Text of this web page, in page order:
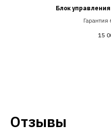
Блок
Гарантия
15
Отзывы